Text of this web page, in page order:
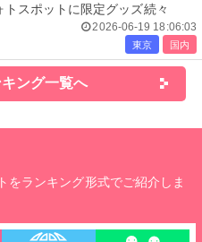
トスポットに限定グッズ続々
2026-06-19 18:06:03
東京 国内
ング一覧へ
をランキング形式でご紹介しま